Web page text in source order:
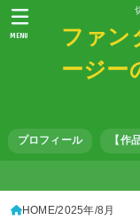
ファン
ージー
プロフィール 【作
MENU
HOME 2025年 8月